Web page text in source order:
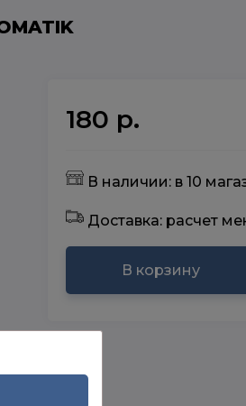
180 р.
В наличии: в 10
Доставка: расчет
В корзину